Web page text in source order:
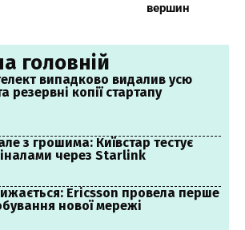
вершин
головній
випадково видалив усю
резервні копії стартапу
з грошима: Київстар тестує
через Starlink
Ericsson провела перше
нової мережі